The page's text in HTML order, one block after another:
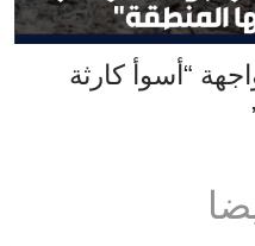
“أسوأ كارثة